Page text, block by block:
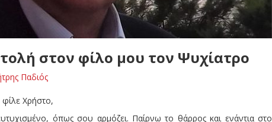
στον φίλο μου τον Ψυχίατρο
Παδιός
φίλε Χρήστο,
όπως σου αρμόζει. Παίρνω το θάρρος και ενάντια στο